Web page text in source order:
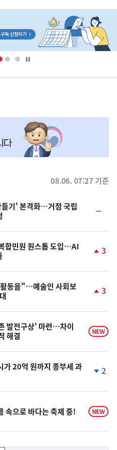
08.06. 07:27 기준
기' 본격화…거점 국립
일
합민원 원스톱 도입…AI
상
3
동을"…예술인 사회보
상
승
3
발전구상' 마련…차이
해결
NEW
가 20억 원까지 종부세 과
하
락
2
속으로 바다는 축제 중! NEW